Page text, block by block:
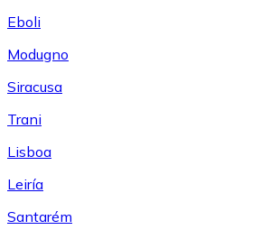
Eboli
Modugno
Siracusa
Trani
Lisboa
Leiría
Santarém